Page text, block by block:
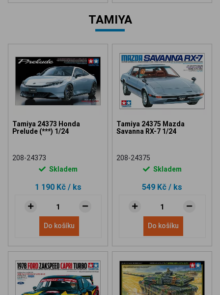
TAMIYA
Tamiya 24373 Honda
Prelude (***) 1/24
208-24373
Skladem
1 190 Kč / ks
Do košíku
Tamiya 24375 Mazda
Savanna RX-7 1/24
208-24375
Skladem
549 Kč / ks
Do košíku